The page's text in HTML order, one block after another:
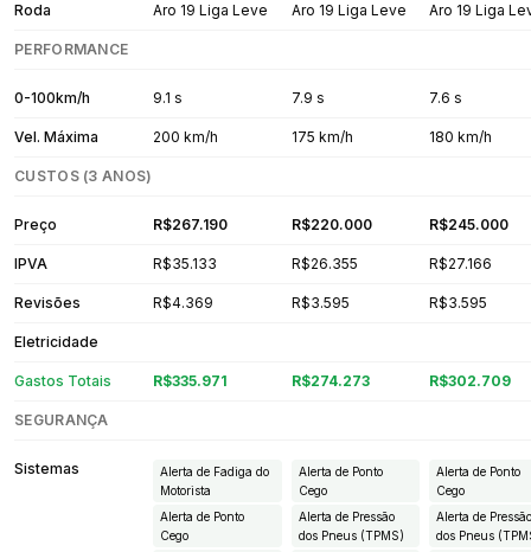
Roda Aro 19 Liga Leve Aro 19 Liga Leve Aro 19 Liga
PERFORMANCE
0-100km/h 9.1 s 7.9 s 7.6 s
Vel. Máxima 200 km/h 175 km/h 180 km/h
CUSTOS (3 ANOS)
Preço R$267.190 R$220.000 R$245.000
IPVA R$35.133 R$26.355 R$27.166
Revisões R$4.369 R$3.595 R$3.595
Eletricidade
Gastos Totais R$335.971 R$274.273 R$302.709
SEGURANÇA
Sistemas
Alerta de Fadiga do
Motorista
Alerta de Ponto
Cego
Alerta de Ponto
Cego
Alerta de Pressão
dos Pneus (TPMS)
Alerta de Ponto
Cego
Alerta de
dos Pneus